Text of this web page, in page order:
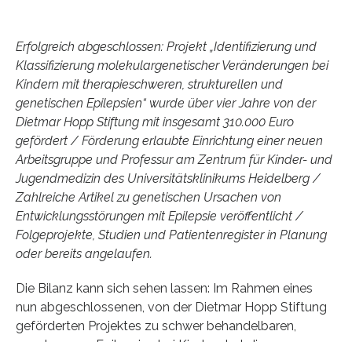
Erfolgreich abgeschlossen: Projekt „Identifizierung und
Klassifizierung molekulargenetischer Veränderungen bei
Kindern mit therapieschweren, strukturellen und
genetischen Epilepsien“ wurde über vier Jahre von der
Dietmar Hopp Stiftung mit insgesamt 310.000 Euro
gefördert / Förderung erlaubte Einrichtung einer neuen
Arbeitsgruppe und Professur am Zentrum für Kinder- und
Jugendmedizin des Universitätsklinikums Heidelberg /
Zahlreiche Artikel zu genetischen Ursachen von
Entwicklungsstörungen mit Epilepsie veröffentlicht /
Folgeprojekte, Studien und Patientenregister in Planung
oder bereits angelaufen.
Die Bilanz kann sich sehen lassen: Im Rahmen eines
nun abgeschlossenen, von der Dietmar Hopp Stiftung
geförderten Projektes zu schwer behandelbaren,